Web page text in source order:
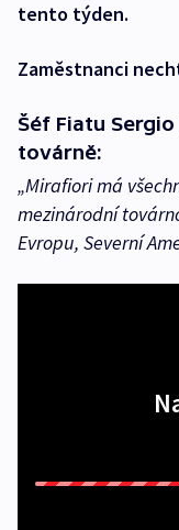
tento týden.
Zaměstnanci
Šéf Fiatu
továrně:
„Mirafiori má
mezinárodní
Evropu, Severní